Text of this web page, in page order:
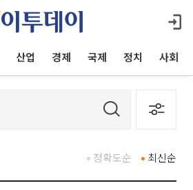
산업 경제 국제 정치 사회
최신순
정확도순